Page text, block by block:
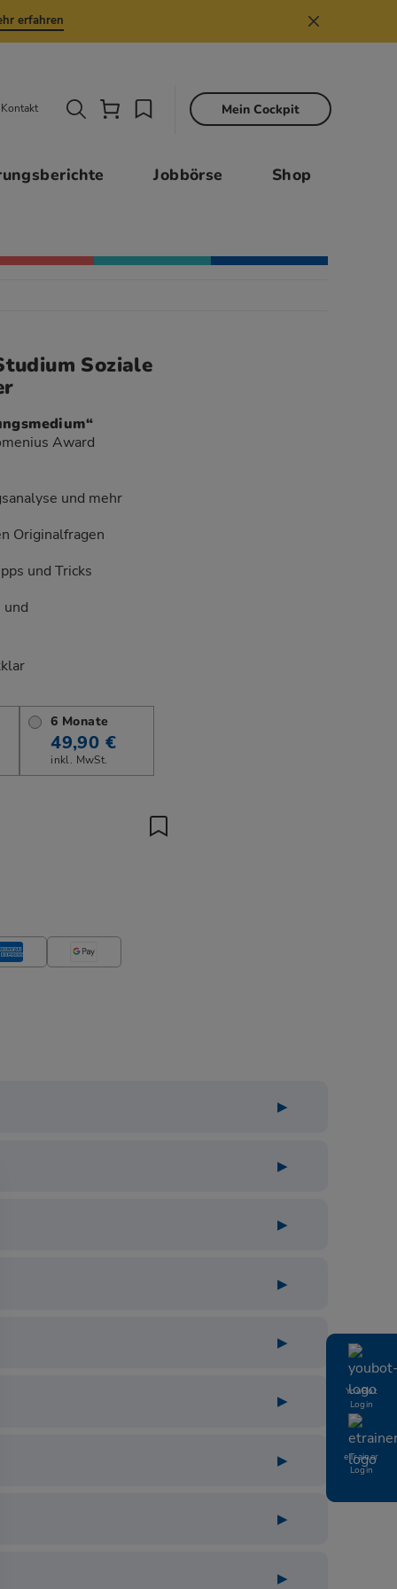
erfahren
YouBot
Login
eTrainer
Login
Jobbörse Shop
Kontakt Mein Cockpit
Soziale
Award
und mehr
Originalfragen
und Tricks
6 Monate
49,90 €
inkl. MwSt.